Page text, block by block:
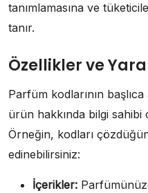
tanımlamasına ve
tanır.
Özellikler ve
Parfüm kodlarının başlıca
ürün hakkında bilgi sahibi
Örneğin, kodları
edinebilirsiniz:
İçerikler: